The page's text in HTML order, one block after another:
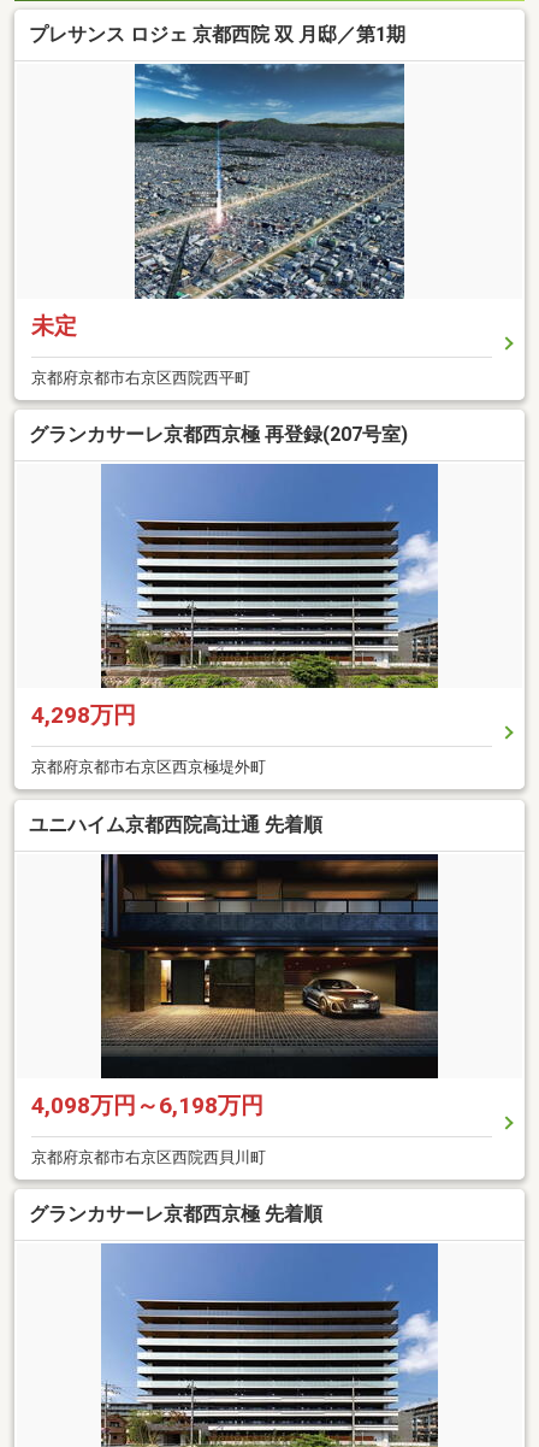
プレサンス ロジェ 京都西院 双 月邸／第1期
未定
京都府京都市右京区西院西平町
グランカサーレ京都西京極 再登録(207号室)
4,298万円
京都府京都市右京区西京極堤外町
ユニハイム京都西院高辻通 先着順
4,098万円～6,198万円
京都府京都市右京区西院西貝川町
グランカサーレ京都西京極 先着順